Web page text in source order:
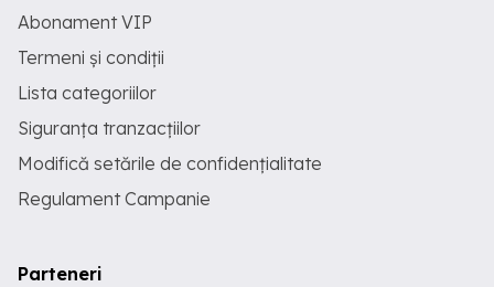
Abonament VIP
Termeni și condiții
Lista categoriilor
Siguranța tranzacțiilor
Modifică setările de confidențialitate
Regulament Campanie
Parteneri